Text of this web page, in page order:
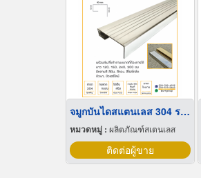
จมูกบันไดสแตนเลส 304 ราคาโรงงาน
หมวดหมู่ : ผลิตภัณฑ์สเตนเลส
ติดต่อผู้ขาย